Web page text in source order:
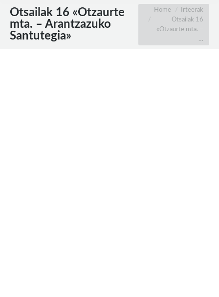
Otsailak 16 «Otzaurte
mta. – Arantzazuko
Santutegia»
You are here:
Home
Irteerak
Otsailak 16
«Otzaurte mta. –
…